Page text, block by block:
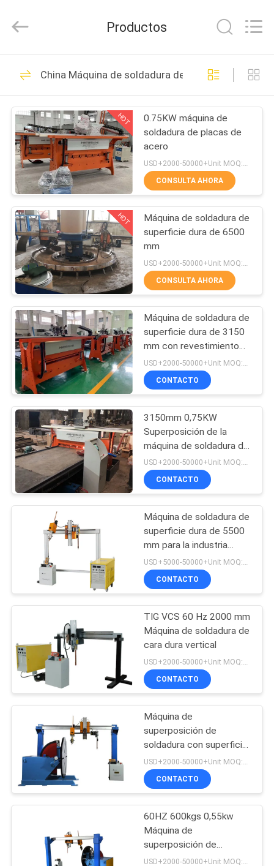
HOGAR
PRODUCTOS
SOBRE
NOSOTROS
VIAJE
DE
LA
FÁBRICA
CONTROL
DE
CALIDAD
ÉNTRENOS
EN
CONTACTO
CON
PIDA
UNA
NOTICIAS
acero
Proveedor.
2020
claddingweldingmachine.com.
Rights
Developed
Revestimiento en
duro del alambre de
soldadura
57
Electrodo de
soldadura de cara
dura
0
placa resistente al
desgaste
Tubería resistente al
desgaste
0
Máquina de
soldadura de
revestimiento
33
Máquina de
soldadura de
recubrimiento
26
Productos
China Máquina de soldadura de cara dura
HOT
0.75KW máquina de
soldadura de placas de
acero
USD+2000-50000+Unit MOQ:1 unidad
CONSULTA AHORA
HOT
Máquina de soldadura de
superficie dura de 6500
mm
CONSULTA AHORA
Máquina de soldadura de
superficie dura de 3150
mm con revestimiento
de aleación 0.75KW
CONTACTO
3150mm 0,75KW
Superposición de la
máquina de soldadura de
cara dura
USD+2000-50000+Unit MOQ:1 unidad
CONTACTO
Máquina de soldadura de
superficie dura de 5500
mm para la industria
siderúrgica
USD+5000-50000+Unit MOQ:1 unidad
CONTACTO
TIG VCS 60 Hz 2000 mm
Máquina de soldadura de
cara dura vertical
CONTACTO
Máquina de
superposición de
soldadura con superficie
dura de 800 mm 600 kg
0,55 kW
CONTACTO
60HZ 600kgs 0,55kw
Máquina de
superposición de
soldadura vertical con